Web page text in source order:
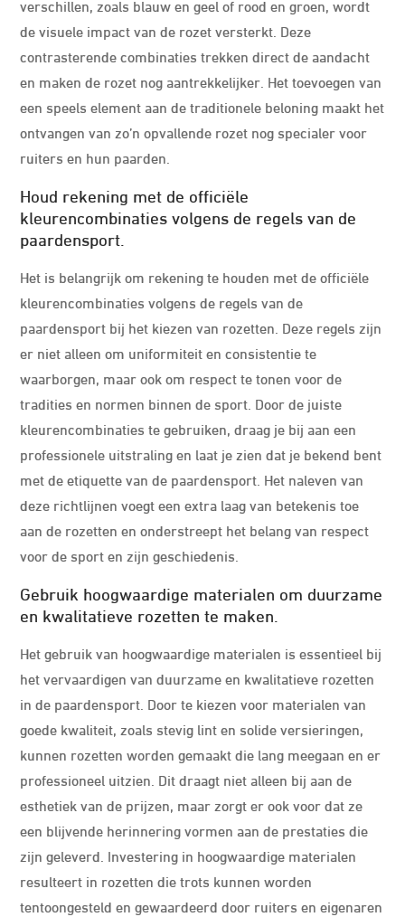
verschillen, zoals blauw en geel of rood en groen, wordt
de visuele impact van de rozet versterkt. Deze
contrasterende combinaties trekken direct de aandacht
en maken de rozet nog aantrekkelijker. Het toevoegen van
een speels element aan de traditionele beloning maakt het
ontvangen van zo’n opvallende rozet nog specialer voor
ruiters en hun paarden.
Houd rekening met de officiële
kleurencombinaties volgens de regels van de
paardensport.
Het is belangrijk om rekening te houden met de officiële
kleurencombinaties volgens de regels van de
paardensport bij het kiezen van rozetten. Deze regels zijn
er niet alleen om uniformiteit en consistentie te
waarborgen, maar ook om respect te tonen voor de
tradities en normen binnen de sport. Door de juiste
kleurencombinaties te gebruiken, draag je bij aan een
professionele uitstraling en laat je zien dat je bekend bent
met de etiquette van de paardensport. Het naleven van
deze richtlijnen voegt een extra laag van betekenis toe
aan de rozetten en onderstreept het belang van respect
voor de sport en zijn geschiedenis.
Gebruik hoogwaardige materialen om duurzame
en kwalitatieve rozetten te maken.
Het gebruik van hoogwaardige materialen is essentieel bij
het vervaardigen van duurzame en kwalitatieve rozetten
in de paardensport. Door te kiezen voor materialen van
goede kwaliteit, zoals stevig lint en solide versieringen,
kunnen rozetten worden gemaakt die lang meegaan en er
professioneel uitzien. Dit draagt niet alleen bij aan de
esthetiek van de prijzen, maar zorgt er ook voor dat ze
een blijvende herinnering vormen aan de prestaties die
zijn geleverd. Investering in hoogwaardige materialen
resulteert in rozetten die trots kunnen worden
tentoongesteld en gewaardeerd door ruiters en eigenaren